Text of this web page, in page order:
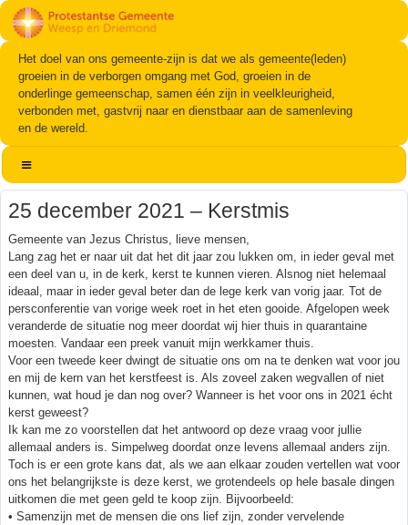
Het doel van ons gemeente-zijn is dat we als gemeente(leden)
groeien in de verborgen omgang met God, groeien in de
onderlinge gemeenschap, samen één zijn in veelkleurigheid,
verbonden met, gastvrij naar en dienstbaar aan de samenleving
en de wereld.
25 december 2021 – Kerstmis
Gemeente van Jezus Christus, lieve mensen,
Lang zag het er naar uit dat het dit jaar zou lukken om, in ieder geval met
een deel van u, in de kerk, kerst te kunnen vieren. Alsnog niet helemaal
ideaal, maar in ieder geval beter dan de lege kerk van vorig jaar. Tot de
persconferentie van vorige week roet in het eten gooide. Afgelopen week
veranderde de situatie nog meer doordat wij hier thuis in quarantaine
moesten. Vandaar een preek vanuit mijn werkkamer thuis.
Voor een tweede keer dwingt de situatie ons om na te denken wat voor jou
en mij de kern van het kerstfeest is. Als zoveel zaken wegvallen of niet
kunnen, wat houd je dan nog over? Wanneer is het voor ons in 2021 écht
kerst geweest?
Ik kan me zo voorstellen dat het antwoord op deze vraag voor jullie
allemaal anders is. Simpelweg doordat onze levens allemaal anders zijn.
Toch is er een grote kans dat, als we aan elkaar zouden vertellen wat voor
ons het belangrijkste is deze kerst, we grotendeels op hele basale dingen
uitkomen die met geen geld te koop zijn. Bijvoorbeeld:
• Samenzijn met de mensen die ons lief zijn, zonder vervelende